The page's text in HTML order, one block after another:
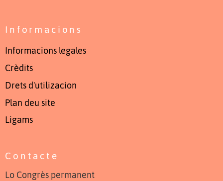
Informacions
Informacions legales
Crèdits
Drets d'utilizacion
Plan deu site
Ligams
Contacte
Lo Congrès permanent